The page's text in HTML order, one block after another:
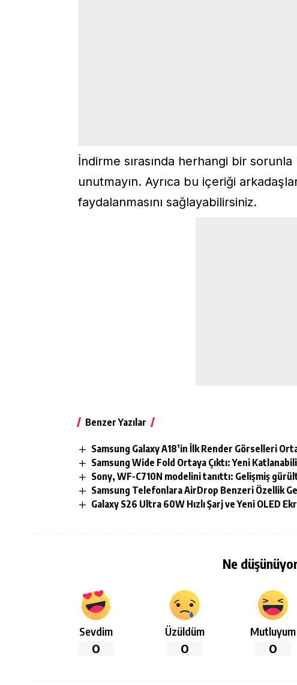
İndirme sırasında herhangi bir
unutmayın. Ayrıca bu içeriği
faydalanmasını sağlayabilirsiniz.
Benzer Yazılar
Samsung Galaxy A18’in İlk Render Görselleri
Samsung Wide Fold Ortaya Çıktı: Yeni
Sony, WF-C710N modelini tanıttı: Gelişmiş
Samsung Telefonlara AirDrop Benzeri Özellik
Galaxy S26 Ultra 60W Hızlı Şarj ve Yeni OLED
Ne
Sevdim
0
Üzüldüm
0
Mutluyum
0